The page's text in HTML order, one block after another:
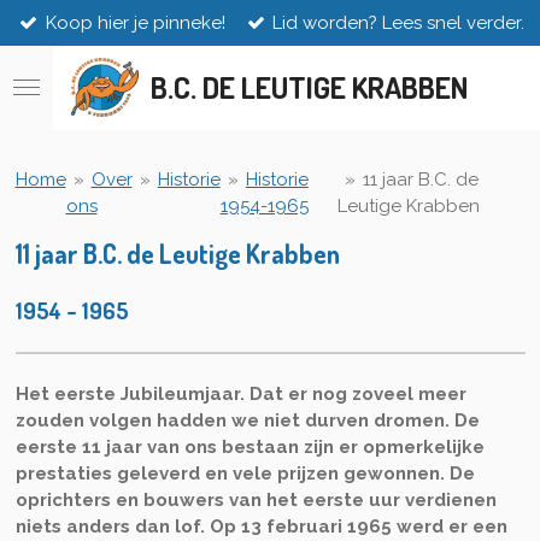
Ga
direct
naar
B.C. DE LEUTIGE KRABBEN
Koop hier je pinneke! Lid worden? Lees snel verder.
Home » Over
ons
» Historie » Historie
1954-1965
» 11 jaar B.C. de
Leutige Krabben
11 jaar B.C. de Leutige Krabben
1954 - 1965
Het eerste Jubileumjaar. Dat er nog zoveel meer
zouden volgen hadden we niet durven dromen. De
eerste 11 jaar van ons bestaan zijn er opmerkelijke
prestaties geleverd en vele prijzen gewonnen. De
oprichters en bouwers van het eerste uur verdienen
niets anders dan lof. Op 13 februari 1965 werd er een